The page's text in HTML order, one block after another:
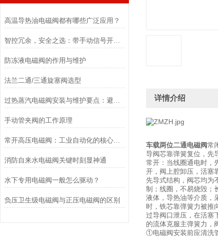
高温导热油电磁阀都有哪些广泛应用？
智控冗余，安全之选：带手动信号开关电磁阀，双模驱动的可靠保障
防冻液电磁阀的作用与维护
法兰二通/三通旋塞阀选型
手动管夹阀的工作原理
常开高压电磁阀：工业自动化的核心元件
消防自来水电磁阀关键时刻显神通
水下专用电磁阀一般怎么驱动？
负压卫生级电磁阀与正压电磁阀的区别
详情介绍
车载两位二通电磁阀常
导阀芯靠弹簧复位，先
常开：当线圈通电时，
开，阀上腔卸压，活塞
先导式结构，阀芯均为
制；线圈，不易烧毁；
液体，导热油等介质，
时，铁芯靠弹簧力被推
过导阀口泄压，在活塞
的流体克服主弹簧力，
①电磁阀安装前应清洗